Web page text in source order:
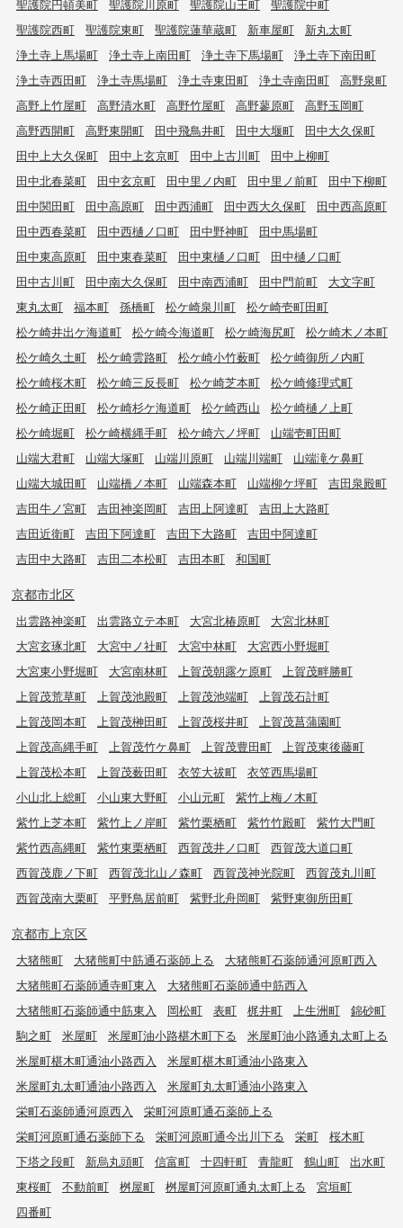
聖護院円頓美町 聖護院川原町 聖護院山王町
聖護院中町
聖護院西町
聖護院東町 聖護院蓮華蔵町 新車屋町
新丸太町
浄土寺上馬場町
浄土寺上南田町 浄土寺下馬場町
浄土寺下南田町
浄土寺西田町
浄土寺馬場町 浄土寺東田町 浄土寺南田町
高野泉町
高野上竹屋町
高野清水町 高野竹屋町 高野蓼原町
高野玉岡町
高野西開町
高野東開町 田中飛鳥井町 田中大堰町
田中大久保町
田中上大久保町
田中上玄京町 田中上古川町
田中上柳町
田中北春菜町
田中玄京町 田中里ノ内町 田中里ノ前町
田中下柳町
田中関田町
田中高原町 田中西浦町 田中西大久保町
田中西高原町
田中西春菜町
田中西樋ノ口町 田中野神町
田中馬場町
田中東高原町
田中東春菜町 田中東樋ノ口町
田中樋ノ口町
田中古川町
田中南大久保町 田中南西浦町 田中門前町
大文字町
東丸太町
福本町 孫橋町 松ケ崎泉川町
松ケ崎壱町田町
松ケ崎井出ケ海道町
松ケ崎今海道町 松ケ崎海尻町
松ケ崎木ノ本町
松ケ崎久土町
松ケ崎雲路町 松ケ崎小竹薮町
松ケ崎御所ノ内町
松ケ崎桜木町
松ケ崎三反長町 松ケ崎芝本町
松ケ崎修理式町
松ケ崎正田町
松ケ崎杉ケ海道町 松ケ崎西山
松ケ崎樋ノ上町
松ケ崎堀町
松ケ崎横縄手町 松ケ崎六ノ坪町
山端壱町田町
山端大君町
山端大塚町 山端川原町 山端川端町
山端滝ケ鼻町
山端大城田町
山端橋ノ本町 山端森本町 山端柳ケ坪町
吉田泉殿町
吉田牛ノ宮町
吉田神楽岡町 吉田上阿達町
吉田上大路町
吉田近衛町
吉田下阿達町 吉田下大路町
吉田中阿達町
吉田中大路町
吉田二本松町 吉田本町 和国町
京都市北区
出雲路神楽町 出雲路立テ本町 大宮北椿原町
大宮北林町
大宮玄琢北町
大宮中ノ社町 大宮中林町
大宮西小野堀町
大宮東小野堀町
大宮南林町 上賀茂朝露ケ原町
上賀茂畔勝町
上賀茂荒草町
上賀茂池殿町 上賀茂池端町
上賀茂石計町
上賀茂岡本町
上賀茂榊田町 上賀茂桜井町
上賀茂菖蒲園町
上賀茂高縄手町
上賀茂竹ケ鼻町 上賀茂豊田町
上賀茂東後藤町
上賀茂松本町
上賀茂薮田町 衣笠大祓町
衣笠西馬場町
小山北上総町
小山東大野町 小山元町
紫竹上梅ノ木町
紫竹上芝本町
紫竹上ノ岸町 紫竹栗栖町 紫竹竹殿町
紫竹大門町
紫竹西高縄町
紫竹東栗栖町 西賀茂井ノ口町
西賀茂大道口町
西賀茂鹿ノ下町
西賀茂北山ノ森町 西賀茂神光院町
西賀茂丸川町
西賀茂南大栗町
平野鳥居前町 紫野北舟岡町 紫野東御所田町
京都市上京区
大猪熊町 大猪熊町中筋通石薬師上る
大猪熊町石薬師通河原町西入
大猪熊町石薬師通寺町東入
大猪熊町石薬師通中筋西入
大猪熊町石薬師通中筋東入
岡松町 表町 梶井町 上生洲町
錦砂町
駒之町
米屋町 米屋町油小路椹木町下る
米屋町油小路通丸太町上る
米屋町椹木町通油小路西入
米屋町椹木町通油小路東入
米屋町丸太町通油小路西入
米屋町丸太町通油小路東入
栄町石薬師通河原西入
栄町河原町通石薬師上る
栄町河原町通石薬師下る
栄町河原町通今出川下る 栄町
桜木町
下塔之段町
新烏丸頭町 信富町 十四軒町 青龍町 鶴山町
出水町
東桜町
不動前町 桝屋町 桝屋町河原町通丸太町上る
宮垣町
四番町